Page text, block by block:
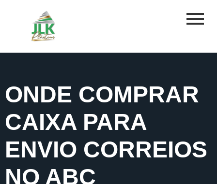
ONDE COMPRAR
CAIXA PARA
ENVIO CORREIOS
NO ABC